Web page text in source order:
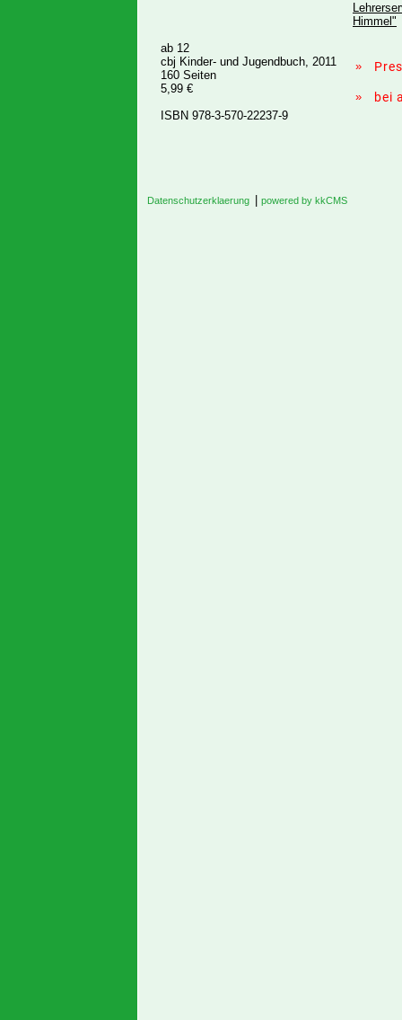
Himmel"
ab 12
cbj Kinder- und Jugendbuch, 2011
160 Seiten
5,99 €
ISBN 978-3-570-22237-9
»
» bei
Datenschutzerklaerung powered by kkCMS